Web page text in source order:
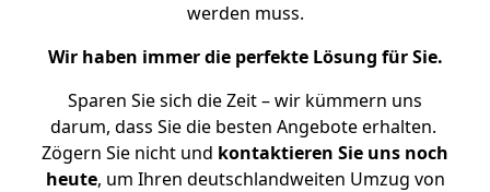
werden muss.
Wir haben immer die perfekte Lösung für Sie.
Sparen Sie sich die Zeit – wir kümmern uns
darum, dass Sie die besten Angebote erhalten.
Zögern Sie nicht und kontaktieren Sie uns noch
heute, um Ihren deutschlandweiten Umzug von